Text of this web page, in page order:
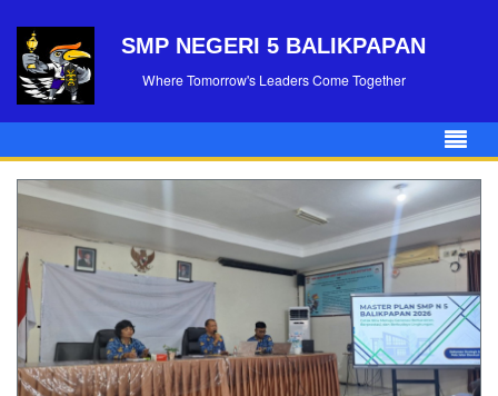
SMP NEGERI 5 BALIKPAPAN
Where Tomorrow's Leaders Come Together